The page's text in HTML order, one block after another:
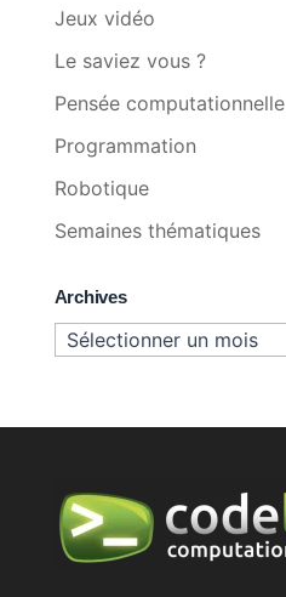
Jeux vidéo
Le saviez vous ?
Pensée computationnelle
Programmation
Robotique
Semaines thématiques
Archives
Archives